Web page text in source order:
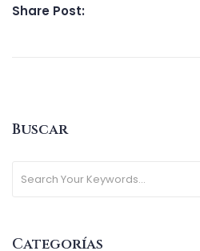
Share Post:
Buscar
Categorías